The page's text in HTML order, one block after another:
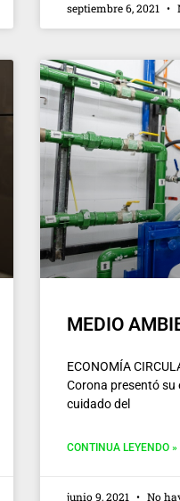
septiembre 6, 2021
MEDIO
ECONOMÍA
Corona presentó su
cuidado del
CONTINUA LEYENDO »
junio 9, 2021 No